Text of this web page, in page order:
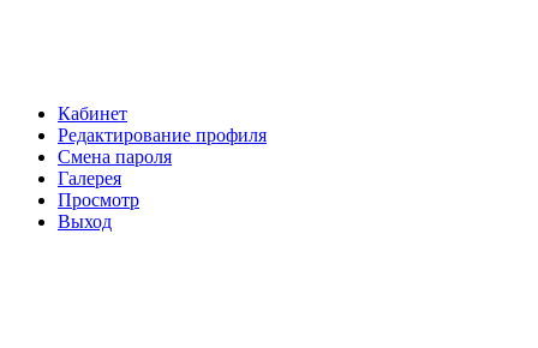
Кабинет
Редактирование профиля
Смена пароля
Галерея
Просмотр
Выход